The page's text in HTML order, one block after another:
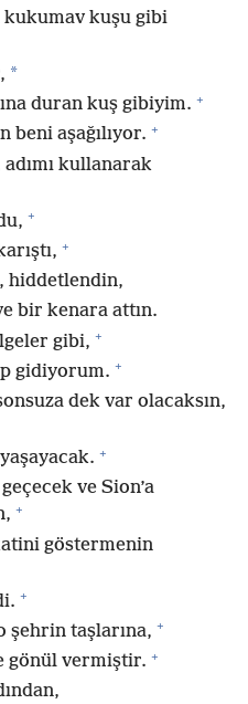
kukumav kuşu gibi
*
duran kuş gibiyim. +
beni aşağılıyor. +
kullanarak
+
+
hiddetlendin,
bir kenara attın.
gibi, +
gidiyorum. +
dek var olacaksın,
+
ve Sion’a
+
göstermenin
+
şehrin taşlarına, +
gönül vermiştir. +